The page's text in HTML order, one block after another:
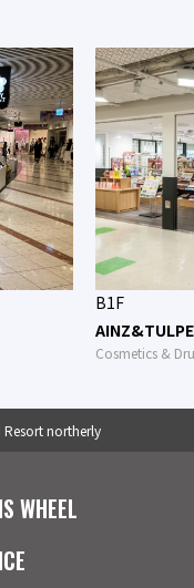
B1F
AINZ&TULPE
Cosmetics &
Resort northerly
WHEEL